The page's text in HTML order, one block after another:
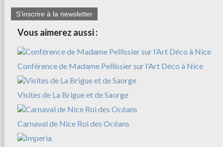
S'inscrire à la newsletter
Vous aimerez aussi :
Conférence de Madame Pellissier sur l’Art Déco à Nice
Visites de La Brigue et de Saorge
Carnaval de Nice Roi des Océans